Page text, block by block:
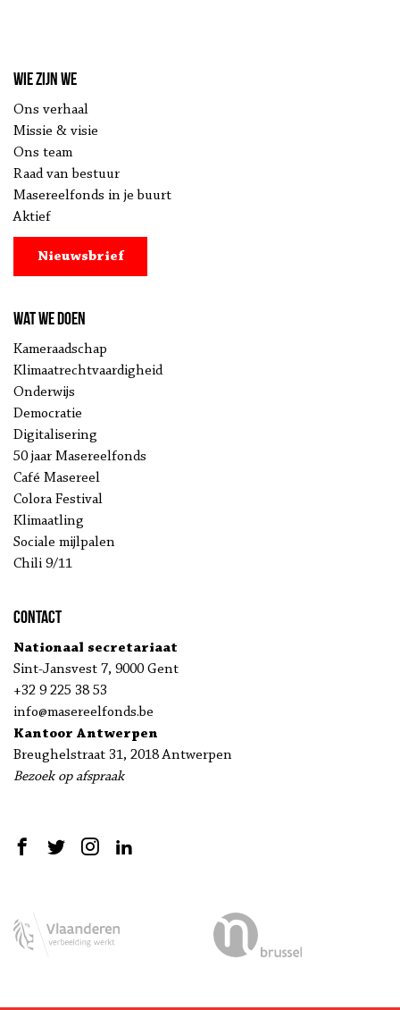
Wie zijn we
Ons verhaal
Missie & visie
Ons team
Raad van bestuur
Masereelfonds in je buurt
Aktief
Nieuwsbrief
Wat we doen
Kameraadschap
Klimaatrechtvaardigheid
Onderwijs
Democratie
Digitalisering
50 jaar Masereelfonds
Café Masereel
Colora Festival
Klimaatling
Sociale mijlpalen
Chili 9/11
Contact
Nationaal secretariaat
Sint-Jansvest 7, 9000 Gent
+32 9 225 38 53
info@masereelfonds.be
Kantoor Antwerpen
Breughelstraat 31, 2018 Antwerpen
Bezoek op afspraak